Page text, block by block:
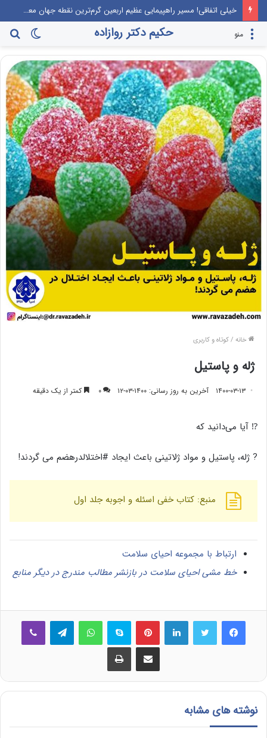
خیلی اتفاقی! مسیر راهپیمایی عظیم اربعین گرم‌ترین نقطه جهان معرفی می‌شود!
تغییر
پوسته
حکیم دکتر روازاده منو
خانه /کوتاه و کاربری
ژله و پاستیل
۱۴۰۰-۰۳-۱۳ آخرین به روز رسانی: ۱۴۰۰-۰۳-۱۲ ۰ کمتر از یک دقیقه
⁉️ آیا می‌دانید که
? ژله، پاستیل و مواد ژلاتینی باعث ایجاد #اختلالدرهضم می گردند!
منبع: کتاب خفی اسئله و اجوبه جلد اول
ارتباط با مجموعه احیای سلامت
خط مشی احیای سلامت در بازنشر مطالب مندرج در دیگر منابع
فیس بوک لینکدین ‫پین‌ترست اسکایپ واتس آپ
اشتراک گذاری از طریق ایمیل چاپ
نوشته های مشابه